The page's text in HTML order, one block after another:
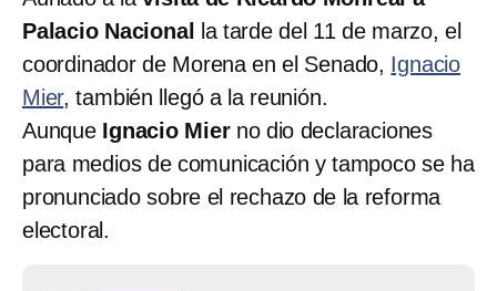
Palacio Nacional
la tarde del 11 de marzo, el
coordinador de Morena en el Senado, Ignacio
Mier, también llegó a la reunión.
Aunque Ignacio Mierno dio declaraciones
para medios de comunicación y tampoco se ha
pronunciado sobre el rechazo de la reforma
electoral.